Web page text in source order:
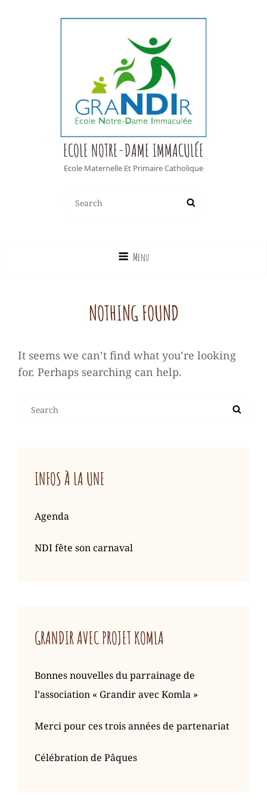
ECOLE NOTRE-DAME IMMACULÉE
Ecole Maternelle Et Primaire Catholique
for:
Menu
NOTHING FOUND
It seems we can’t find what you’re looking
for. Perhaps searching can help.
Search
INFOS À LA UNE
Agenda
NDI fête son carnaval
GRANDIR AVEC PROJET KOMLA
Bonnes nouvelles du parrainage de
l’association « Grandir avec Komla »
Merci pour ces trois années de partenariat
Célébration de Pâques